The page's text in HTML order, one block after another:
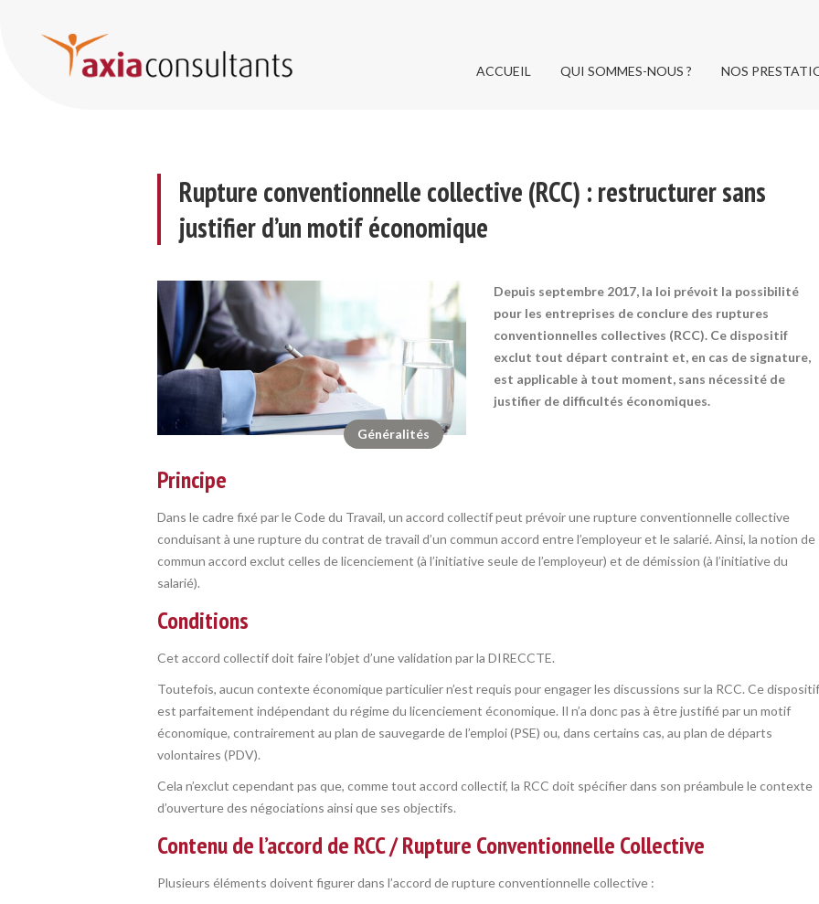
ACCUEIL QUI SOMMES-NOUS ? NOS
Rupture conventionnelle collective (RCC) : restructurer sans
justifier d’un motif économique
Généralités
Depuis septembre 2017, la loi prévoit la possibilité
pour les entreprises de conclure des ruptures
conventionnelles collectives (RCC). Ce dispositif
exclut tout départ contraint et, en cas de signature,
est applicable à tout moment, sans nécessité de
justifier de difficultés économiques.
Principe
Dans le cadre fixé par le Code du Travail, un accord collectif peut prévoir une rupture conventionnelle collective
conduisant à une rupture du contrat de travail d’un commun accord entre l’employeur et le salarié. Ainsi, la notion de
commun accord exclut celles de licenciement (à l’initiative seule de l’employeur) et de démission (à l’initiative du
salarié).
Conditions
Cet accord collectif doit faire l’objet d’une validation par la DIRECCTE.
Toutefois, aucun contexte économique particulier n’est requis pour engager les discussions sur la RCC. Ce dispositif
est parfaitement indépendant du régime du licenciement économique. Il n’a donc pas à être justifié par un motif
économique, contrairement au plan de sauvegarde de l’emploi (PSE) ou, dans certains cas, au plan de départs
volontaires (PDV).
Cela n’exclut cependant pas que, comme tout accord collectif, la RCC doit spécifier dans son préambule le contexte
d’ouverture des négociations ainsi que ses objectifs.
Contenu de l’accord de RCC / Rupture Conventionnelle Collective
Plusieurs éléments doivent figurer dans l’accord de rupture conventionnelle collective :